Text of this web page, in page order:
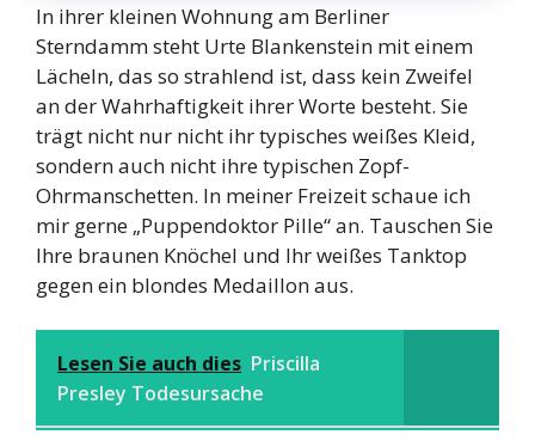
In ihrer kleinen Wohnung am Berliner
Sterndamm steht Urte Blankenstein mit einem
Lächeln, das so strahlend ist, dass kein Zweifel
an der Wahrhaftigkeit ihrer Worte besteht. Sie
trägt nicht nur nicht ihr typisches weißes Kleid,
sondern auch nicht ihre typischen Zopf-
Ohrmanschetten. In meiner Freizeit schaue ich
mir gerne „Puppendoktor Pille“ an. Tauschen Sie
Ihre braunen Knöchel und Ihr weißes Tanktop
gegen ein blondes Medaillon aus.
Lesen Sie auch dies Priscilla
Presley Todesursache